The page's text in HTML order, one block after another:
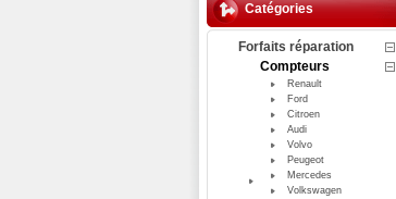
Catégories
Forfaits réparation
Compteurs
Renault
Ford
Citroen
Audi
Volvo
Peugeot
Mercedes
Volkswagen